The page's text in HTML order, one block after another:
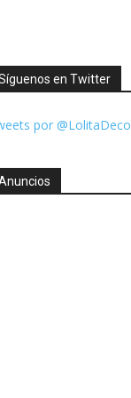
en Twitter
por @LolitaDeco